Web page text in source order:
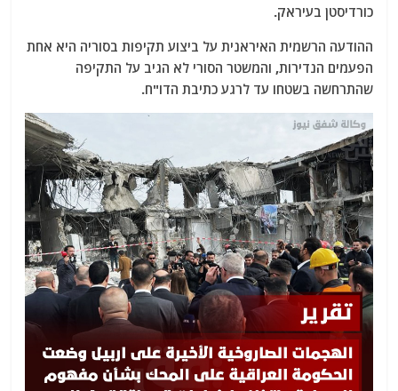
כורדיסטן בעיראק.
ההודעה הרשמית האיראנית על ביצוע תקיפות בסוריה היא אחת
הפעמים הנדירות, והמשטר הסורי לא הגיב על התקיפה
שהתרחשה בשטחו עד לרגע כתיבת הדו"ח.